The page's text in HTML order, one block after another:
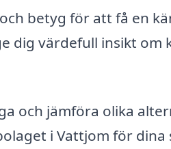
betyg för att få en
dig värdefull insikt om
och jämföra olika
i Vattjom för dina